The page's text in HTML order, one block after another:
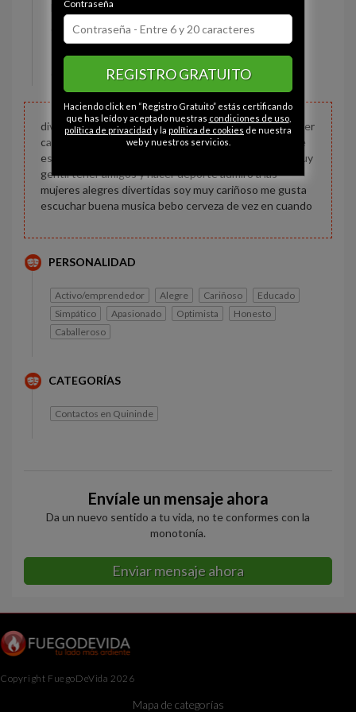
Estado civil:
Ojos: Verde-gris
Constitución: Normal
divertido amable deportista muy cariñoso me gusta leer
caminar pasear en fin cabello negro ojos grises 165 de
estatura divertido sano me gusta ser caballeroso y muy
gentil tener amigos y hacer deporte admiro a las
mujeres alegres divertidas soy muy cariñoso me gusta
escuchar buena musica bebo cerveza de vez en cuando
PERSONALIDAD
Activo/emprendedor Alegre Cariñoso
Educado
Simpático
Apasionado Optimista
Honesto
Caballeroso
CATEGORÍAS
Contactos en Quininde
Envíale un mensaje ahora
Da un nuevo sentido a tu vida, no te conformes con la
monotonía.
Enviar mensaje ahora
Contraseña
REGISTRO GRATUITO
Haciendo click en “Registro Gratuito” estás certificando
que has leído y aceptado nuestras condiciones de uso,
política de privacidad y la política de cookies de nuestra
web y nuestros servicios.
Copyright FuegoDeVida 2026
Mapa de categorías